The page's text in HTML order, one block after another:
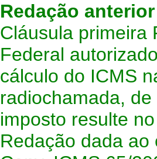
Redação
Cláusula primeira
Federal
cálculo do ICMS
radiochamada,
imposto resulte
Redação dada